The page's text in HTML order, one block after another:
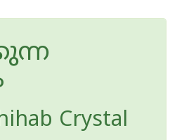
Crystal